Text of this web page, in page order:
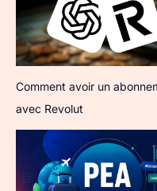
Comment avoir un
avec Revolut